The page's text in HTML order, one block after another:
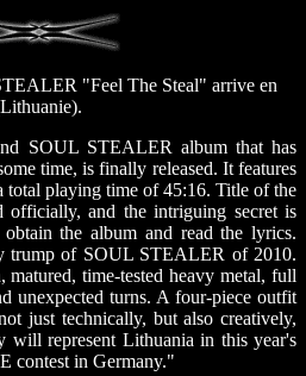
"Feel The Steal" arrive en
SOUL STEALER album that has
time, is finally released. It features
total playing time of 45:16. Title of the
officially, and the intriguing secret is
the album and read the lyrics.
trump of SOUL STEALER of 2010.
time-tested heavy metal, full
unexpected turns. A four-piece outfit
just technically, but also creatively,
will represent Lithuania in this year's
in Germany."